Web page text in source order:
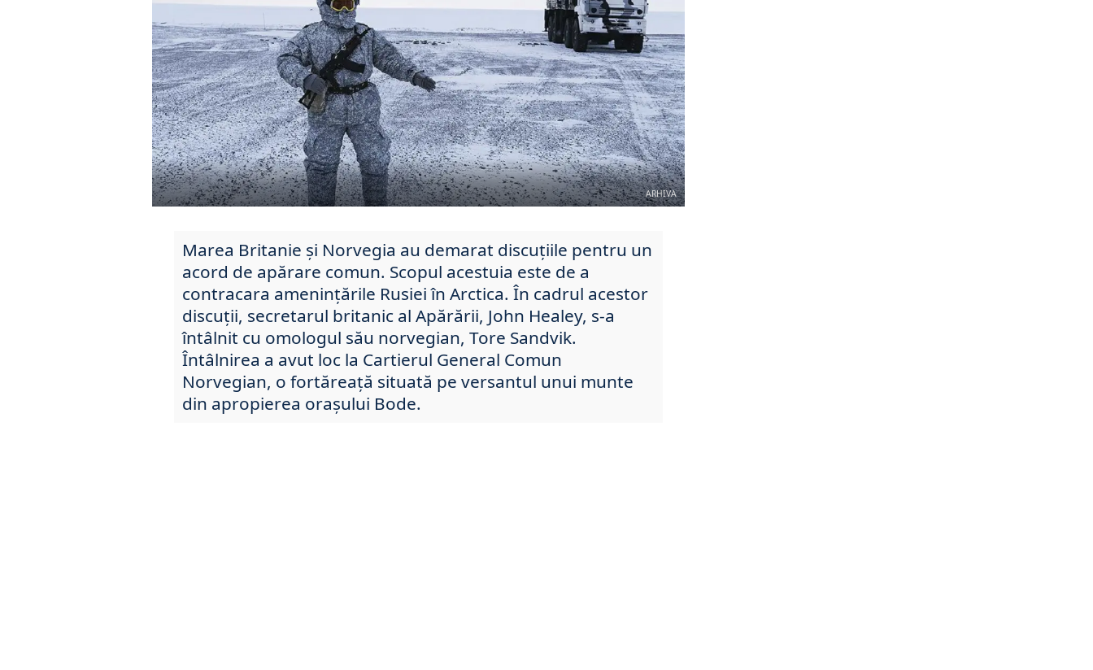
ARHIVA
Marea Britanie și Norvegia au demarat discuțiile pentru un
acord de apărare comun. Scopul acestuia este de a
contracara amenințările Rusiei în Arctica. În cadrul acestor
discuții, secretarul britanic al Apărării, John Healey, s-a
întâlnit cu omologul său norvegian, Tore Sandvik.
Întâlnirea a avut loc la Cartierul General Comun
Norvegian, o fortăreață situată pe versantul unui munte
din apropierea orașului Bode.